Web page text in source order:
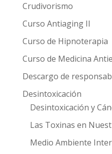
Crudivorismo
Curso Antiaging II
Curso de Hipnoterapia
Curso de Medicina
Descargo de
Desintoxicación
Desintoxicación y
Las Toxinas en
Medio Ambiente